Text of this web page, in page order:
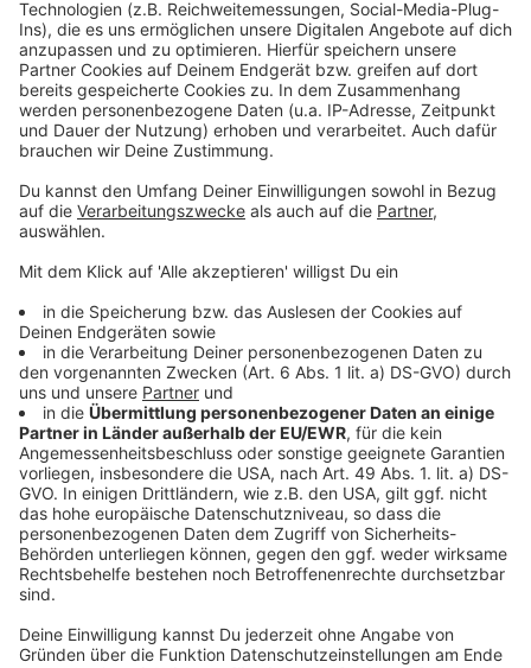
Leichtflugzeuge kollidieren in der Luft